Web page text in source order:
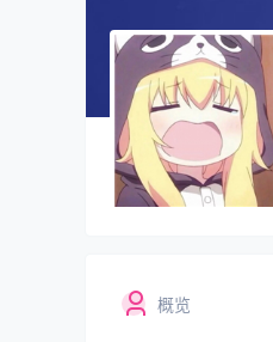
概览